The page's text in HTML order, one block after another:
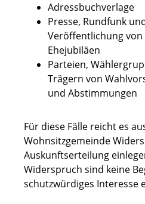
Adressbuchverlage
Presse, Rundfunk
Veröffentlichung von
Ehejubiläen
Parteien,
Trägern von
und Abstimmungen
Für diese Fälle reicht es
Wohnsitzgemeinde
Auskunftserteilung
Widerspruch sind keine
schutzwürdiges Interesse